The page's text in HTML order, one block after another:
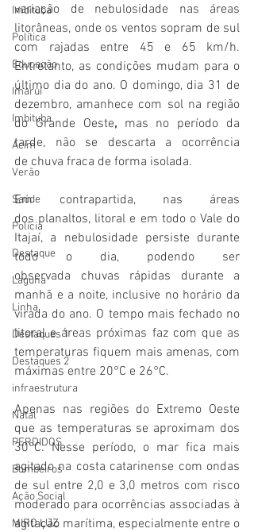
Imbituba
Política
Educação
Imaruí
Imbituba
Acim
Verão
Saúde
Polícia
Destaque
Laguna
Linha
Destaques 1
Destaques 2
infraestrutura
Natal
PERDIDOS
Bombeiros
Ação Social
MIRO LUZ
variação de nebulosidade nas áreas
litorâneas, onde os ventos sopram de sul
com rajadas entre 45 e 65 km/h.
Entretanto, as condições mudam para o
último dia do ano. O domingo, dia 31 de
dezembro, amanhece com sol na região
do Grande Oeste, mas no período da
tarde, não se descarta a ocorrência
de chuva fraca de forma isolada.
Em contrapartida, nas áreas
dos planaltos, litoral e em todo o Vale do
Itajaí, a nebulosidade persiste durante
todo o dia, podendo ser
observada chuvas rápidas durante a
manhã e a noite, inclusive no horário da
virada do ano. O tempo mais fechado no
litoral e áreas próximas faz com que as
temperaturas fiquem mais amenas, com
máximas entre 20°C e 26°C.
Apenas nas regiões do Extremo Oeste
que as temperaturas se aproximam dos
30°C. Nesse período, o mar fica mais
agitado na costa catarinense com ondas
de sul entre 2,0 e 3,0 metros com risco
moderado para ocorrências associadas à
agitação marítima, especialmente entre o